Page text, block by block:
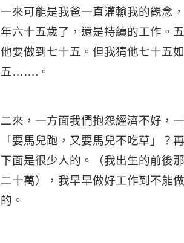
一來可能是我爸一直灌輸我的觀念
年六十五歲了，還是持續的工作。
他要做到七十五。但我猜他七十五
五…….。
二來，一方面我們抱怨經濟不好，
「要馬兒跑，又要馬兒不吃草」？
下面是很少人的。（我出生的前後
二十萬），我早早做好工作到不能
的。